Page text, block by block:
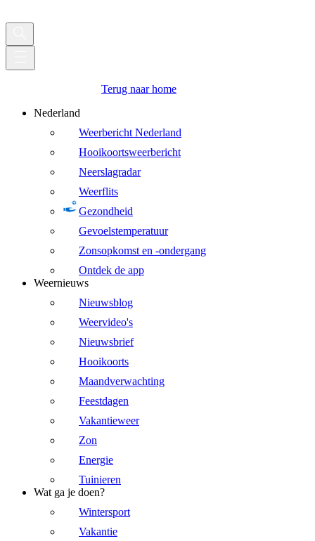
Terug naar home
Nederland
Weerbericht Nederland
Hooikoortsweerbericht
Neerslagradar
Weerflits
Gezondheid
Gevoelstemperatuur
Zonsopkomst en -ondergang
Ontdek de app
Weernieuws
Nieuwsblog
Weervideo's
Nieuwsbrief
Hooikoorts
Maandverwachting
Feestdagen
Vakantieweer
Zon
Energie
Tuinieren
Wat ga je doen?
Wintersport
Vakantie